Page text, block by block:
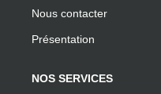
Nous contacter
Présentation
NOS SERVICES